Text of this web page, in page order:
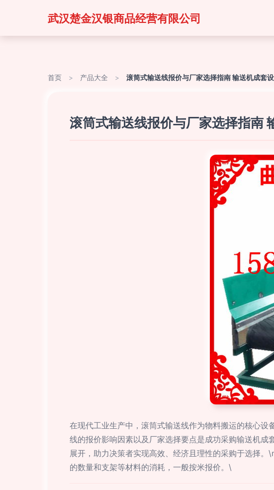
武汉楚金汉银商品经营有限公司
首页 > 产品大全 > 滚筒式输送线报价与厂家选择指南 输送机成套
滚筒式输送线报价与厂家选择指南
在现代工业生产中，滚筒式输送线作为物料搬运的核心
线的报价影响因素以及厂家选择要点是成功采购输送机
展开，助力决策者实现高效、经济且理性的采购于选择。
的数量和支架等材料的消耗，一般按米报价。\